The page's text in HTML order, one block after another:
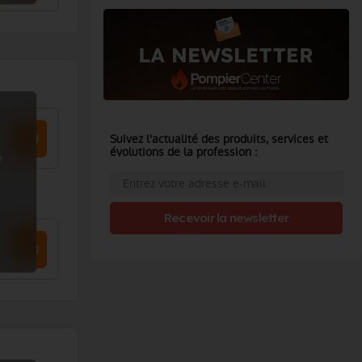
Suivez l'actualité des produits, services et
évolutions de la profession :
Recevoir la newsletter